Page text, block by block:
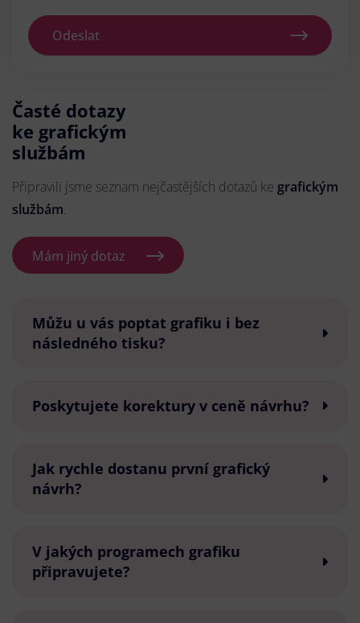
Odeslat
Časté dotazy
ke grafickým
službám
Připravili jsme seznam nejčastějších dotazů ke grafickým
službám.
Mám jiný dotaz
Můžu u vás poptat grafiku i bez
následného tisku?
Poskytujete korektury v ceně návrhu?
Jak rychle dostanu první grafický
návrh?
V jakých programech grafiku
připravujete?